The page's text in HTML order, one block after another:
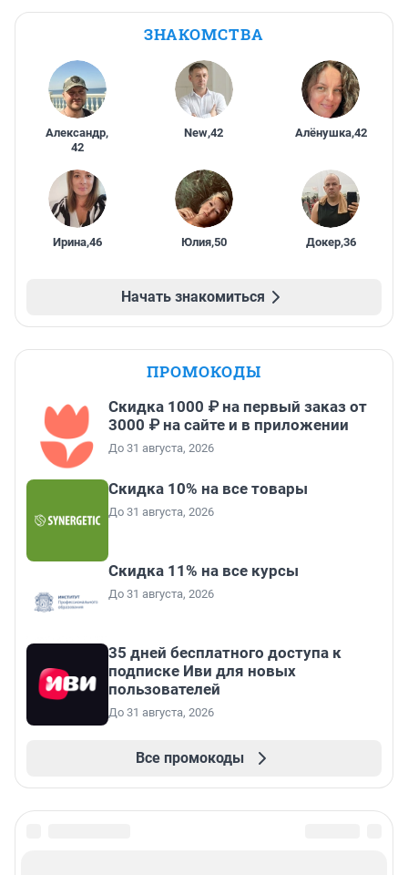
ЗНАКОМСТВА
Александр,
42
New,42 Алёнушка,42
Ирина,46 Юлия,50 Докер,36
Начать знакомиться
ПРОМОКОДЫ
Скидка 1000 ₽ на первый заказ от
3000 ₽ на сайте и в приложении
До 31 августа, 2026
Скидка 10% на все товары
До 31 августа, 2026
Скидка 11% на все курсы
До 31 августа, 2026
35 дней бесплатного доступа к
подписке Иви для новых
пользователей
До 31 августа, 2026
Все промокоды